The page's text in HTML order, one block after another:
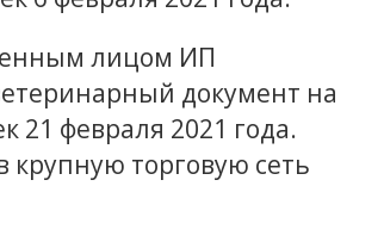
лицом ИП
документ на
21 февраля 2021 года.
торговую сеть